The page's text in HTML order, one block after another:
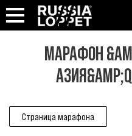
МАРАФОН
Страница марафона